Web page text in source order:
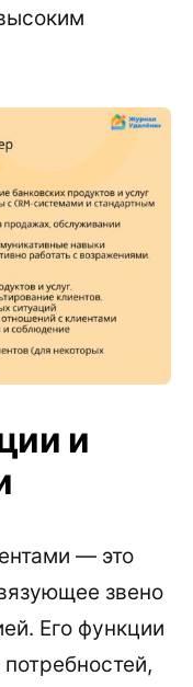
и
— это
звено
Его функции